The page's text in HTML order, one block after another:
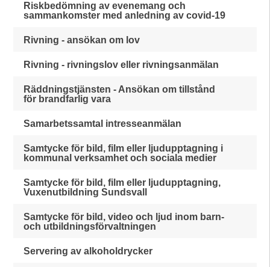
Riskbedömning av evenemang och
sammankomster med anledning av covid-19
Rivning - ansökan om lov
Rivning - rivningslov eller rivningsanmälan
Räddningstjänsten - Ansökan om tillstånd
för brandfarlig vara
Samarbetssamtal intresseanmälan
Samtycke för bild, film eller ljudupptagning i
kommunal verksamhet och sociala medier
Samtycke för bild, film eller ljudupptagning,
Vuxenutbildning Sundsvall
Samtycke för bild, video och ljud inom barn-
och utbildningsförvaltningen
Servering av alkoholdrycker